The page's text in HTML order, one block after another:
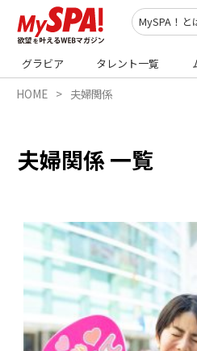
MySPA！と
グラビア タレント一覧
HOME 夫婦関係
夫婦関係 一覧